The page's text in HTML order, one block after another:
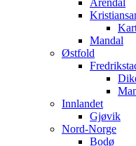
Arendal
Mandal
Østfold
Innlandet
Gjøvik
Nord-Norge
Bodø